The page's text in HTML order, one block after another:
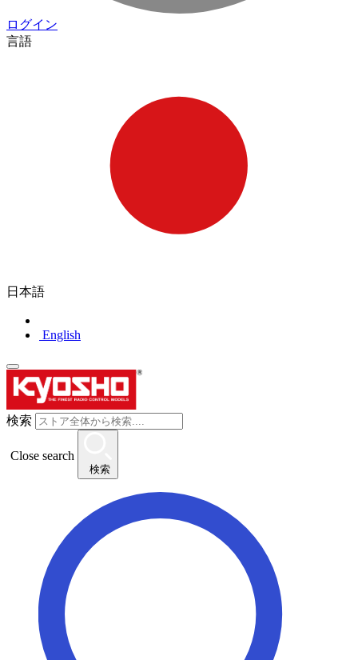
ログイン
言語
日本語
English
検索
Close search
検索